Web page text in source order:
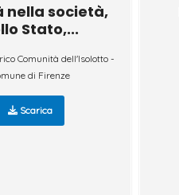
nella società,
Stato,...
Comunità dell'Isolotto -
di Firenze
Scarica